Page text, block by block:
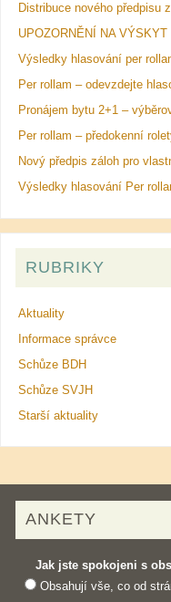
Distribuce nového předpisu
UPOZORNĚNÍ NA
Výsledky hlasování per
Per rollam – odevzdejte
Pronájem bytu 2+1 –
Per rollam – předokenní
Nový předpis záloh pro
Výsledky hlasování Per
RUBRIKY
Aktuality
Informace správce
Schůze BDH
Schůze SVJH
Starší aktuality
ANKETY
Jak jste spokojeni s
Obsahují vše, co od